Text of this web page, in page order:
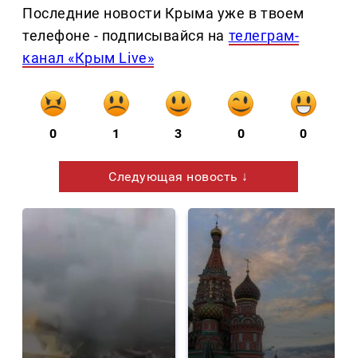
Последние новости Крыма уже в твоем
телефоне - подписывайся на телеграм-
канал «Крым Live»
0 1 3 0 0
Следующая новость ↓